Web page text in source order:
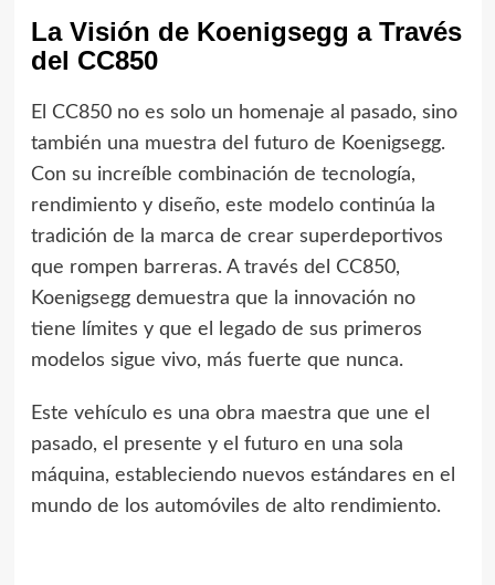
La Visión de Koenigsegg a Través
del CC850
El CC850 no es solo un homenaje al pasado, sino
también una muestra del futuro de Koenigsegg.
Con su increíble combinación de tecnología,
rendimiento y diseño, este modelo continúa la
tradición de la marca de crear superdeportivos
que rompen barreras. A través del CC850,
Koenigsegg demuestra que la innovación no
tiene límites y que el legado de sus primeros
modelos sigue vivo, más fuerte que nunca.
Este vehículo es una obra maestra que une el
pasado, el presente y el futuro en una sola
máquina, estableciendo nuevos estándares en el
mundo de los automóviles de alto rendimiento.